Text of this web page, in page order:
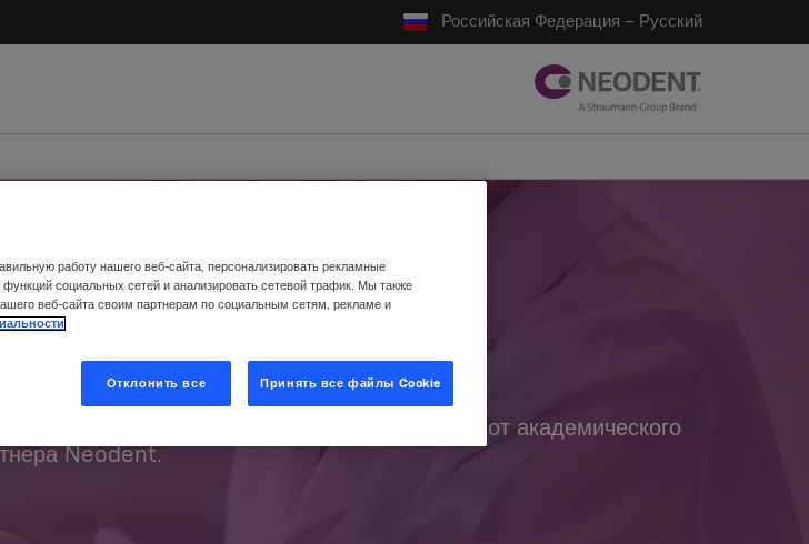
Российская Федерация – Русский
по работе с дентальными имплантатами от академического
Neodent.
работу нашего веб-сайта, персонализировать рекламные
социальных сетей и анализировать сетевой трафик. Мы также
веб-сайта своим партнерам по социальным сетям, рекламе и
Отклонить все Принять все файлы Cookie